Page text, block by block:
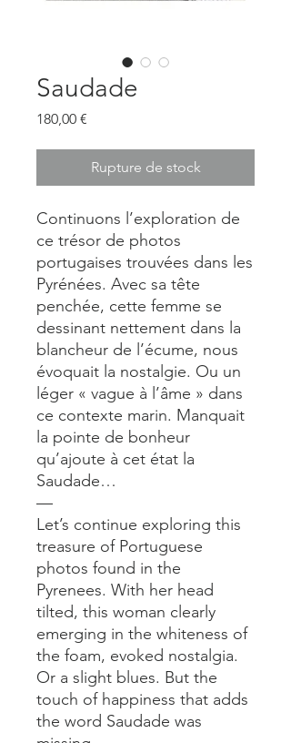
Saudade
180,00 €
Rupture de stock
Continuons l’exploration de
ce trésor de photos
portugaises trouvées dans les
Pyrénées. Avec sa tête
penchée, cette femme se
dessinant nettement dans la
blancheur de l’écume, nous
évoquait la nostalgie. Ou un
léger « vague à l’âme » dans
ce contexte marin. Manquait
la pointe de bonheur
qu’ajoute à cet état la
Saudade…
—
Let’s continue exploring this
treasure of Portuguese
photos found in the
Pyrenees. With her head
tilted, this woman clearly
emerging in the whiteness of
the foam, evoked nostalgia.
Or a slight blues. But the
touch of happiness that adds
the word Saudade was